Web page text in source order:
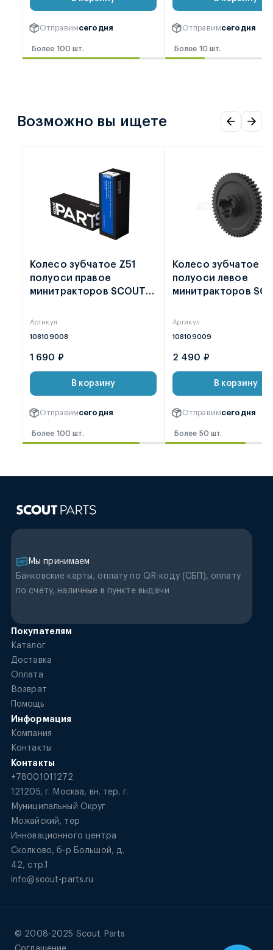
Отправимсегодня
Более 100 шт.
Отправимсегодня
Более 10 шт.
Возможно вы ищете
Колесо зубчатое Z51
полуоси правое
минитракторов SCOUT
ФАЙТЕР T-22
Артикул
108109008
1 690 ₽
В корзину
Отправимсегодня
Более 100 шт.
Колесо зубчатое
полуоси левое
минитракторов
ФАЙТЕР T-22
Артикул
108109009
2 490 ₽
В корзину
Отправимсегодня
Более 50 шт.
Мы принимаем
Банковские карты, оплату по QR-коду (CБП), оплату
по счёту, наличные в пункте выдачи
Покупателям
Каталог
Доставка
Оплата
Возврат
Помощь
Информация
Компания
Контакты
Контакты
+78001011272
121205, г. Москва, вн. тер. г.
Муниципальный Округ
Можайский, тер
Инновационного центра
Сколково, б-р Большой, д.
42, стр.1
info@scout-parts.ru
© 2008-2025 Scout Parts